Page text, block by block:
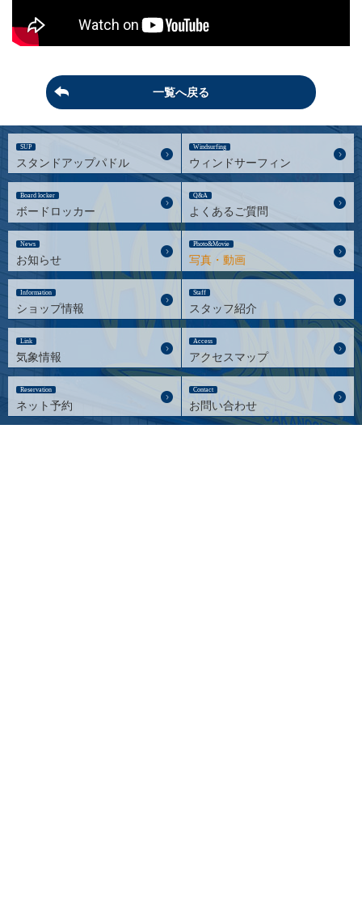
一覧へ戻る
SUP
スタンドアップパドル
Windsurfing
ウィンドサーフィン
Board locker
ボードロッカー
Q&A
よくあるご質問
News
お知らせ
Photo&Movie
写真・動画
Information
ショップ情報
Staff
スタッフ紹介
Link
気象情報
Access
アクセスマップ
Reservation
ネット予約
Contact
お問い合わせ